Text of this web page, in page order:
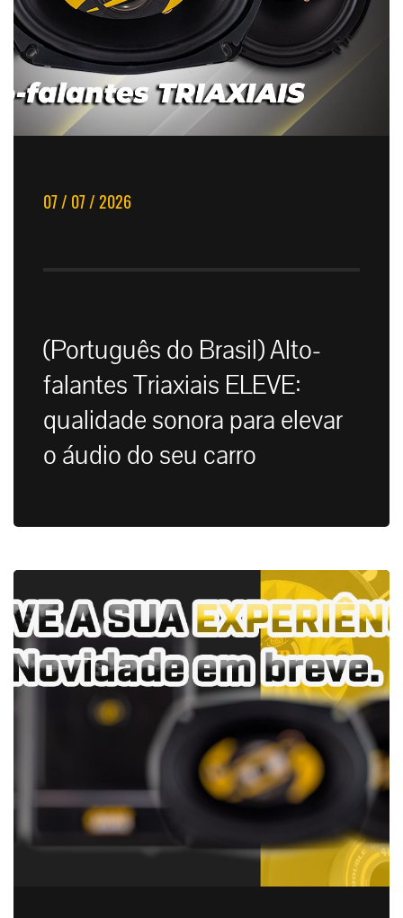
07 / 07 / 2026
(Português do Brasil) Alto-
falantes Triaxiais ELEVE:
qualidade sonora para elevar
o áudio do seu carro